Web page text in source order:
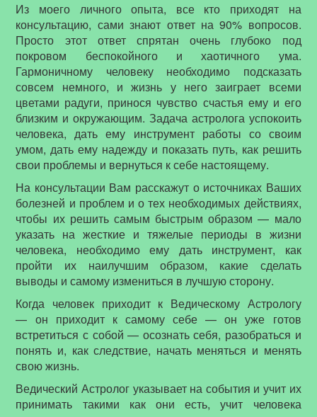
Из моего личного опыта, все кто приходят на
консультацию, сами знают ответ на 90% вопросов.
Просто этот ответ спрятан очень глубоко под
покровом беспокойного и хаотичного ума.
Гармоничному человеку необходимо подсказать
совсем немного, и жизнь у него заиграет всеми
цветами радуги, принося чувство счастья ему и его
близким и окружающим. Задача астролога успокоить
человека, дать ему инструмент работы со своим
умом, дать ему надежду и показать путь, как решить
свои проблемы и вернуться к себе настоящему.
На консультации Вам расскажут о источниках Ваших
болезней и проблем и о тех необходимых действиях,
чтобы их решить самым быстрым образом — мало
указать на жесткие и тяжелые периоды в жизни
человека, необходимо ему дать инструмент, как
пройти их наилучшим образом, какие сделать
выводы и самому измениться в лучшую сторону.
Когда человек приходит к Ведическому Астрологу
— он приходит к самому себе — он уже готов
встретиться с собой — осознать себя, разобраться и
понять и, как следствие, начать меняться и менять
свою жизнь.
Ведический Астролог указывает на события и учит их
принимать такими как они есть, учит человека